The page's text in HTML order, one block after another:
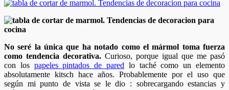
No seré la única que ha notado como el mármol toma fuerza
como tendencia decorativa. Curioso, porque igual que me pasó
con los papeles pintados de pared lo taché como un elemento
absolutamente kitsch hace años. Probablemente por el uso que
según mi punto de vista se le dio : sobrecargando estancias y